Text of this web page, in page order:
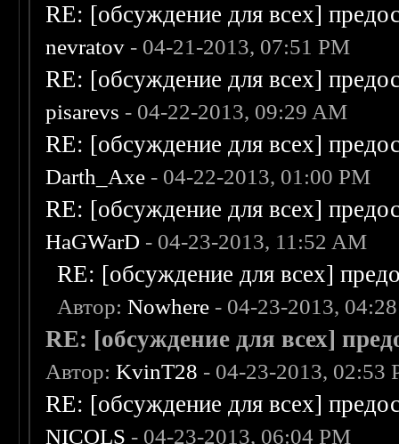
RE: [обсуждение для всех]
nevratov - 04-21-2013, 07:51 PM
RE: [обсуждение для всех]
pisarevs - 04-22-2013, 09:29 AM
RE: [обсуждение для всех]
Darth_Axe - 04-22-2013, 01:00 PM
RE: [обсуждение для всех]
HaGWarD - 04-23-2013, 11:52 AM
RE: [обсуждение для всех]
Автор:Nowhere - 04-23-2013,
RE: [обсуждение для всех]
Автор:KvinT28 - 04-23-2013, 02:53
RE: [обсуждение для всех]
NICOLS - 04-23-2013, 06:04 PM